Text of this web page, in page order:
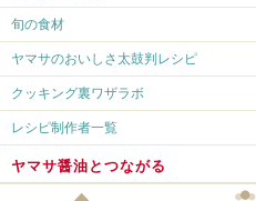
旬の食材
ヤマサのおいしさ太鼓判レシピ
クッキング裏ワザラボ
レシピ制作者一覧
ヤマサ醤油とつながる